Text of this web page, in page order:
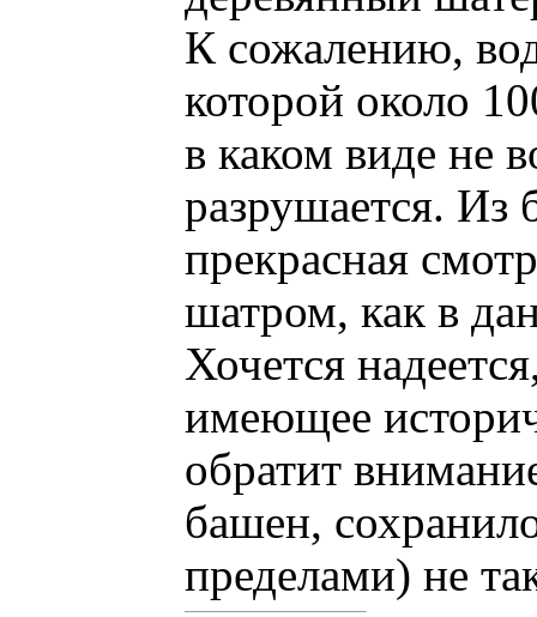
К сожалению,
которой около
в каком виде не
разрушается. Из
прекрасная
шатром, как в
Хочется
имеющее
обратит
башен,
пределами) не